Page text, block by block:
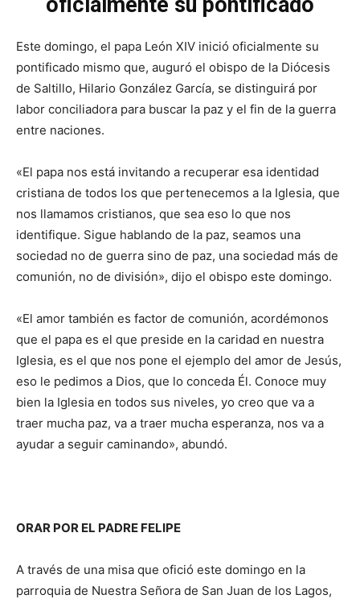
Este domingo, el papa León XIV inició oficialmente su
pontificado mismo que, auguró el obispo de la Diócesis
de Saltillo, Hilario González García, se distinguirá por
labor conciliadora para buscar la paz y el fin de la guerra
entre naciones.
«El papa nos está invitando a recuperar esa identidad
cristiana de todos los que pertenecemos a la Iglesia, que
nos llamamos cristianos, que sea eso lo que nos
identifique. Sigue hablando de la paz, seamos una
sociedad no de guerra sino de paz, una sociedad más de
comunión, no de división», dijo el obispo este domingo.
«El amor también es factor de comunión, acordémonos
que el papa es el que preside en la caridad en nuestra
Iglesia, es el que nos pone el ejemplo del amor de Jesús,
eso le pedimos a Dios, que lo conceda Él. Conoce muy
bien la Iglesia en todos sus niveles, yo creo que va a
traer mucha paz, va a traer mucha esperanza, nos va a
ayudar a seguir caminando», abundó.
ORAR POR EL PADRE FELIPE
A través de una misa que ofició este domingo en la
parroquia de Nuestra Señora de San Juan de los Lagos,